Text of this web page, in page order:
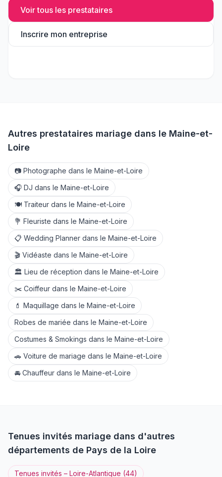
Voir tous les prestataires
Inscrire mon entreprise
Autres prestataires mariage dans le Maine-et-
Loire
📷 Photographe dans le Maine-et-Loire
🎧 DJ dans le Maine-et-Loire
🍽️ Traiteur dans le Maine-et-Loire
💐 Fleuriste dans le Maine-et-Loire
📋 Wedding Planner dans le Maine-et-Loire
🎬 Vidéaste dans le Maine-et-Loire
🏛️ Lieu de réception dans le Maine-et-Loire
✂️ Coiffeur dans le Maine-et-Loire
💄 Maquillage dans le Maine-et-Loire
Robes de mariée dans le Maine-et-Loire
Costumes & Smokings dans le Maine-et-Loire
🚗 Voiture de mariage dans le Maine-et-Loire
🚘 Chauffeur dans le Maine-et-Loire
Tenues invités mariage dans d'autres
départements de Pays de la Loire
Tenues invités – Loire-Atlantique (44)